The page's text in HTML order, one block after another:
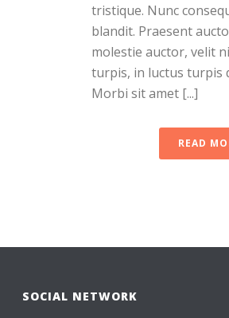
tristique. Nunc
blandit. Praesent
molestie auctor, velit
turpis, in luctus turpis
Morbi sit amet [...]
READ
SOCIAL NETWORK